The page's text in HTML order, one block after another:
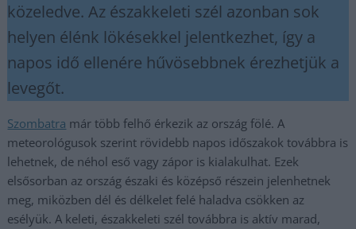
közeledve. Az északkeleti szél azonban sok
helyen élénk lökésekkel jelentkezhet, így a
napos idő ellenére hűvösebbnek érezhetjük a
levegőt.
Szombatra már több felhő érkezik az ország fölé. A
meteorológusok szerint rövidebb napos időszakok továbbra is
lehetnek, de néhol eső vagy zápor is kialakulhat. Ezek
elsősorban az ország északi és középső részein jelenhetnek
meg, miközben dél és délkelet felé haladva csökken az
esélyük. A keleti, északkeleti szél továbbra is aktív marad,